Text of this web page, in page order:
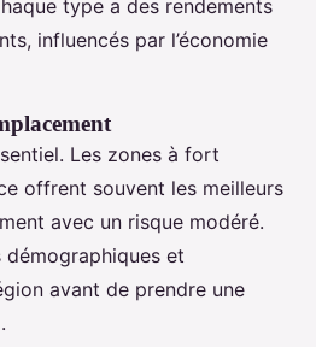
type a des rendements
influencés par l’économie
Les zones à fort
offrent souvent les meilleurs
avec un risque modéré.
démographiques et
avant de prendre une